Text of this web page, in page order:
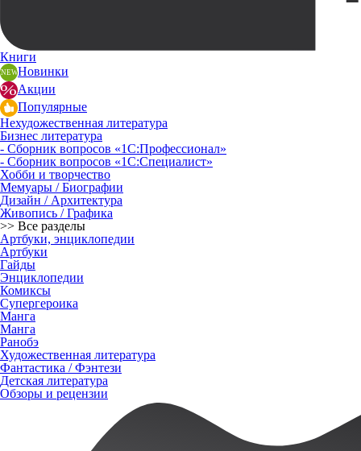
Книги
Новинки
Акции
Популярные
Нехудожественная литература
Бизнес литература
- Сборник вопросов «1С:Профессионал»
- Сборник вопросов «1С:Специалист»
Хобби и творчество
Мемуары / Биографии
Дизайн / Архитектура
Живопись / Графика
>> Все разделы
Артбуки, энциклопедии
Артбуки
Гайды
Энциклопедии
Комиксы
Супергероика
Манга
Манга
Ранобэ
Художественная литература
Фантастика / Фэнтези
Детская литература
Обзоры и рецензии